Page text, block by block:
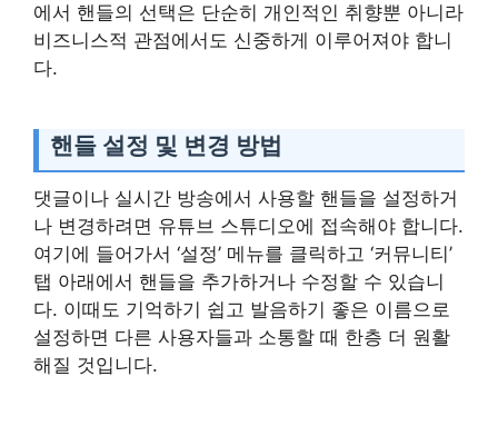
에서 핸들의 선택은 단순히 개인적인 취향뿐 아니라
비즈니스적 관점에서도 신중하게 이루어져야 합니
다.
핸들 설정 및 변경 방법
댓글이나 실시간 방송에서 사용할 핸들을 설정하거
나 변경하려면 유튜브 스튜디오에 접속해야 합니다.
여기에 들어가서 ‘설정’ 메뉴를 클릭하고 ‘커뮤니티’
탭 아래에서 핸들을 추가하거나 수정할 수 있습니
다. 이때도 기억하기 쉽고 발음하기 좋은 이름으로
설정하면 다른 사용자들과 소통할 때 한층 더 원활
해질 것입니다.